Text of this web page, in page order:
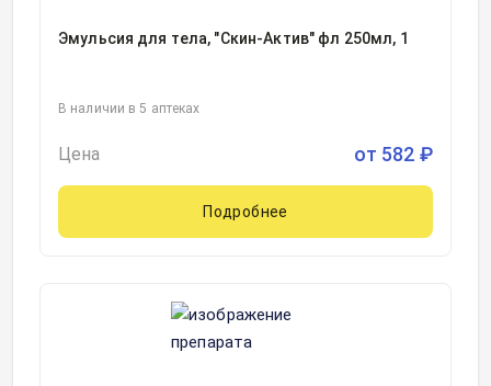
Эмульсия для тела, "Скин-Актив" фл 250мл, 1
В наличии в 5 аптеках
Цена от 582 ₽
Подробнее